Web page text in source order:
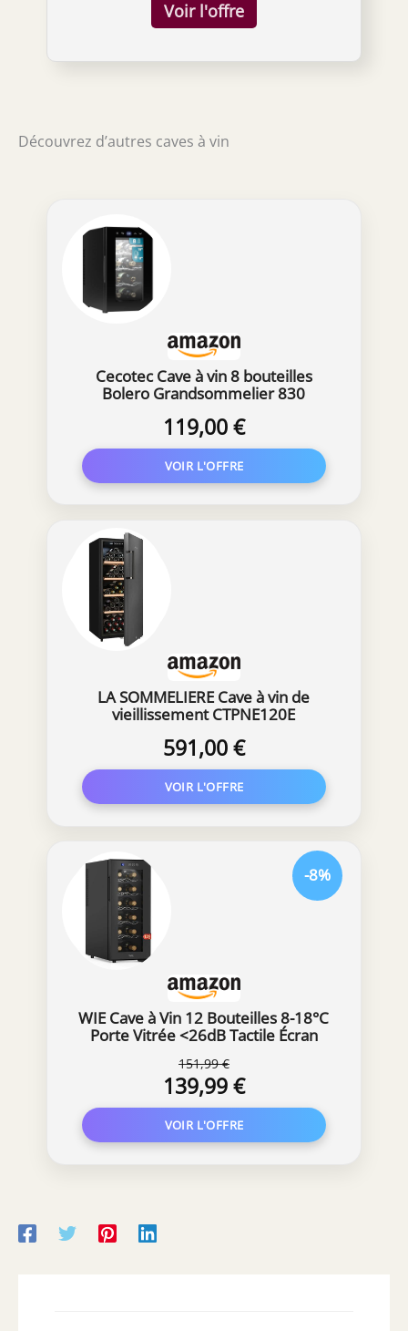
Découvrez d’autres caves à vin
Cecotec Cave à vin 8 bouteilles
Bolero Grandsommelier 830
thermoélectrique, Température
réglable entre 8 et 18°C,
Commande tactile et affichage, Gaz
non nocif.
119,00 €
LA SOMMELIERE Cave à vin de
vieillissement CTPNE120E
591,00 €
WIE Cave à Vin 12 Bouteilles 8-18°C
Porte Vitrée <26dB Tactile Écran
151,99 €
139,99 €
-8%